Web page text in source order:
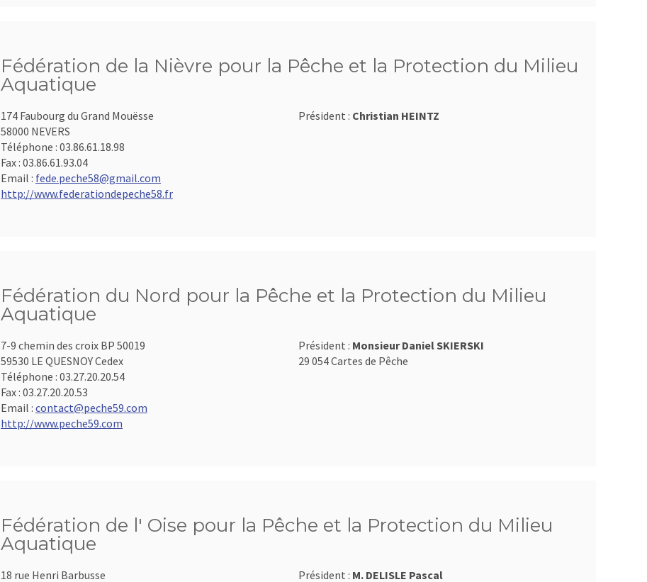
Fédération de la Nièvre pour la Pêche et la Protection du Milieu
Aquatique
174 Faubourg du Grand Mouësse
58000 NEVERS
Téléphone : 03.86.61.18.98
Fax : 03.86.61.93.04
Email : fede.peche58@gmail.com
http://www.federationdepeche58.fr
Président : Christian HEINTZ
Fédération du Nord pour la Pêche et la Protection du Milieu
Aquatique
7-9 chemin des croix BP 50019
59530 LE QUESNOY Cedex
Téléphone : 03.27.20.20.54
Fax : 03.27.20.20.53
Email : contact@peche59.com
http://www.peche59.com
Président : Monsieur Daniel SKIERSKI
29 054 Cartes de Pêche
Fédération de l' Oise pour la Pêche et la Protection du Milieu
Aquatique
18 rue Henri Barbusse Président : M. DELISLE Pascal